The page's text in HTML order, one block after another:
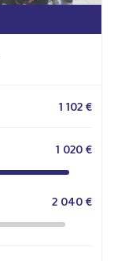
1 102 €
1 020 €
2 040 €